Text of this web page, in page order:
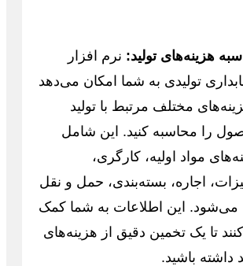
هزینه‌های تولید: نرم افزار
تولیدی به شما امکان می‌دهد
مختلف مرتبط با تولید
را محاسبه کنید. این شامل
مواد اولیه، کارگری،
اجاره، بسته‌بندی، حمل و نقل
این اطلاعات به شما کمک
تا یک تخمین دقیق از هزینه‌های
داشته باشید.